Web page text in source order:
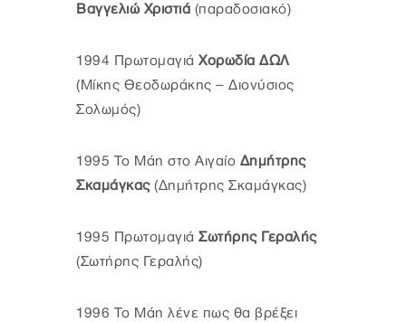
Βαγγελιώ Χριστιά (παραδοσιακό)
1994 Πρωτομαγιά Χορωδία ΔΩΛ
(Μίκης Θεοδωράκης – Διονύσιος
Σολωμός)
1995 Το Μάη στο Αιγαίο Δημήτρης
Σκαμάγκας(Δημήτρης Σκαμάγκας)
1995 Πρωτομαγιά Σωτήρης Γεραλής
(Σωτήρης Γεραλής)
1996 Το Μάη λένε πως θα βρέξει